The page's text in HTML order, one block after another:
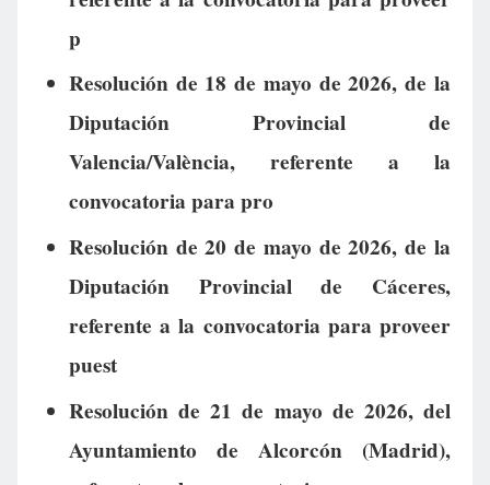
p
Resolución de 18 de mayo de 2026, de la
Diputación Provincial de
Valencia/València, referente a la
convocatoria para pro
Resolución de 20 de mayo de 2026, de la
Diputación Provincial de Cáceres,
referente a la convocatoria para proveer
puest
Resolución de 21 de mayo de 2026, del
Ayuntamiento de Alcorcón (Madrid),